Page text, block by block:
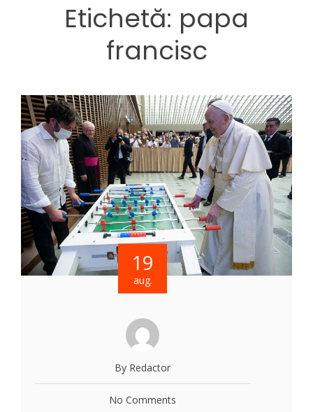
Etichetă: papa
francisc
19
aug.
By Redactor
No Comments